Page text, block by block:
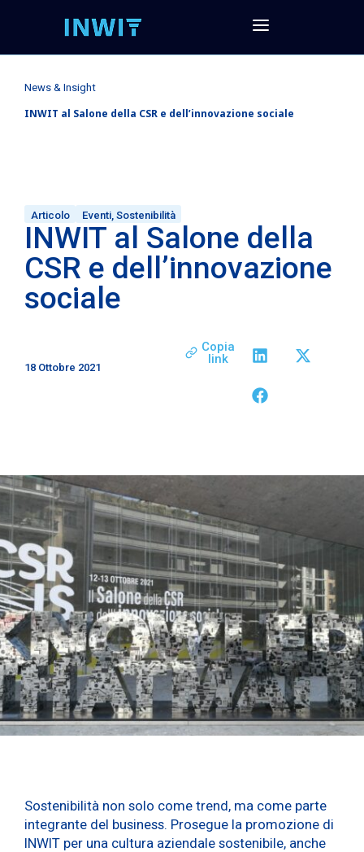
News & Insight
INWIT al Salone della CSR e dell’innovazione sociale
Articolo Eventi, Sostenibilità
INWIT al Salone della
CSR e dell’innovazione
sociale
18 Ottobre 2021
Copia
link
Sostenibilità non solo come trend, ma come parte
integrante del business. Prosegue la promozione di
INWIT per una cultura aziendale sostenibile, anche